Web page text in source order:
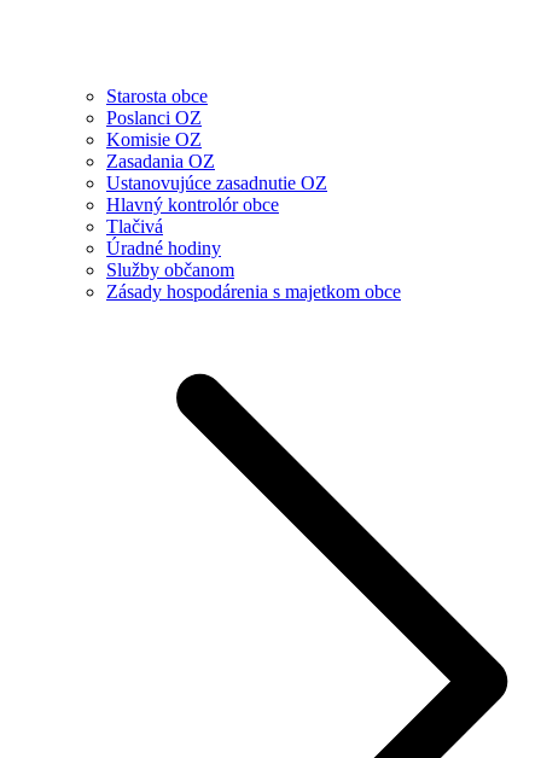
Starosta obce
Poslanci OZ
Komisie OZ
Zasadania OZ
Ustanovujúce zasadnutie OZ
Hlavný kontrolór obce
Tlačivá
Úradné hodiny
Služby občanom
Zásady hospodárenia s majetkom obce